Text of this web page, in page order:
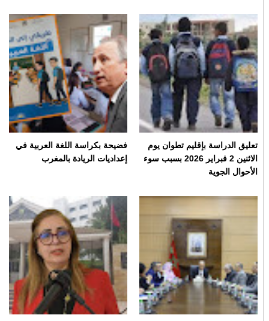
تعليق الدراسة بإقليم تطوان يوم
الاثنين 2 فبراير 2026 بسبب سوء
الأحوال الجوية
فضيحة بكراسة اللغة العربية في
إعداديات الريادة بالمغرب